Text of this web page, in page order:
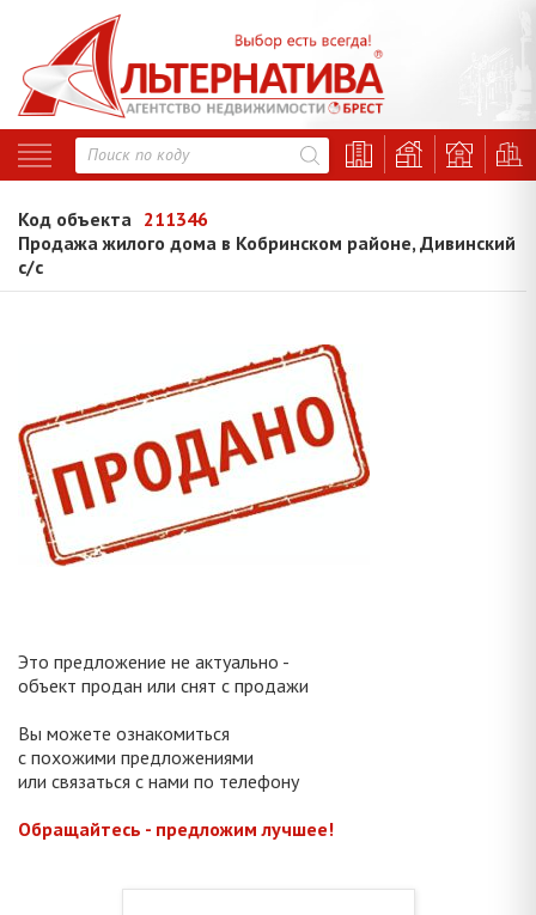
Код объекта 211346
Продажа жилого дома в Кобринском районе, Дивинский
с/с
Это предложение не актуально -
объект продан или снят с продажи
Вы можете ознакомиться
с похожими предложениями
или связаться с нами по телефону
Обращайтесь - предложим лучшее!